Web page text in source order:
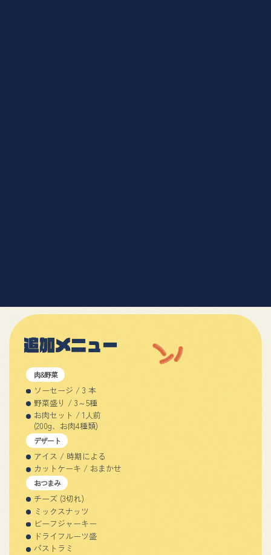
追加メニュー
肉&野菜
ソーセージ / 3 本
野菜盛り / 3～5種
お肉セット / 1人前
(200g、お肉4種類)
デザート
アイス / 時期による
カットケーキ / おまかせ
おつまみ
チーズ (3切れ)
ミックスナッツ
ビーフジャーキー
ドライフルーツ盛
パストラミ